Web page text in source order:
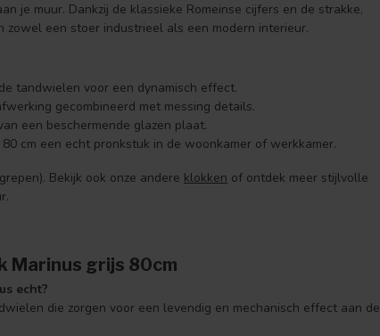
je muur. Dankzij de klassieke Romeinse cijfers en de strakke,
een stoer industrieel als een modern interieur.
tandwielen voor een dynamisch effect.
gecombineerd met messing details.
een beschermende glazen plaat.
cm een echt pronkstuk in de woonkamer of werkkamer.
Bekijk ook onze andere klokken of ontdek meer stijlvolle
Marinus grijs 80cm
echt?
die zorgen voor een levendig en mechanisch effect aan de